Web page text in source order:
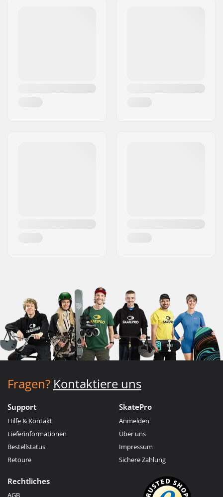
Fragen? Kontaktiere uns
Support
Hilfe & Kontakt
Lieferinformationen
Bestellstatus
Retoure
SkatePro
Anmelden
Über uns
Impressum
Sichere Zahlung
Rechtliches
AGB